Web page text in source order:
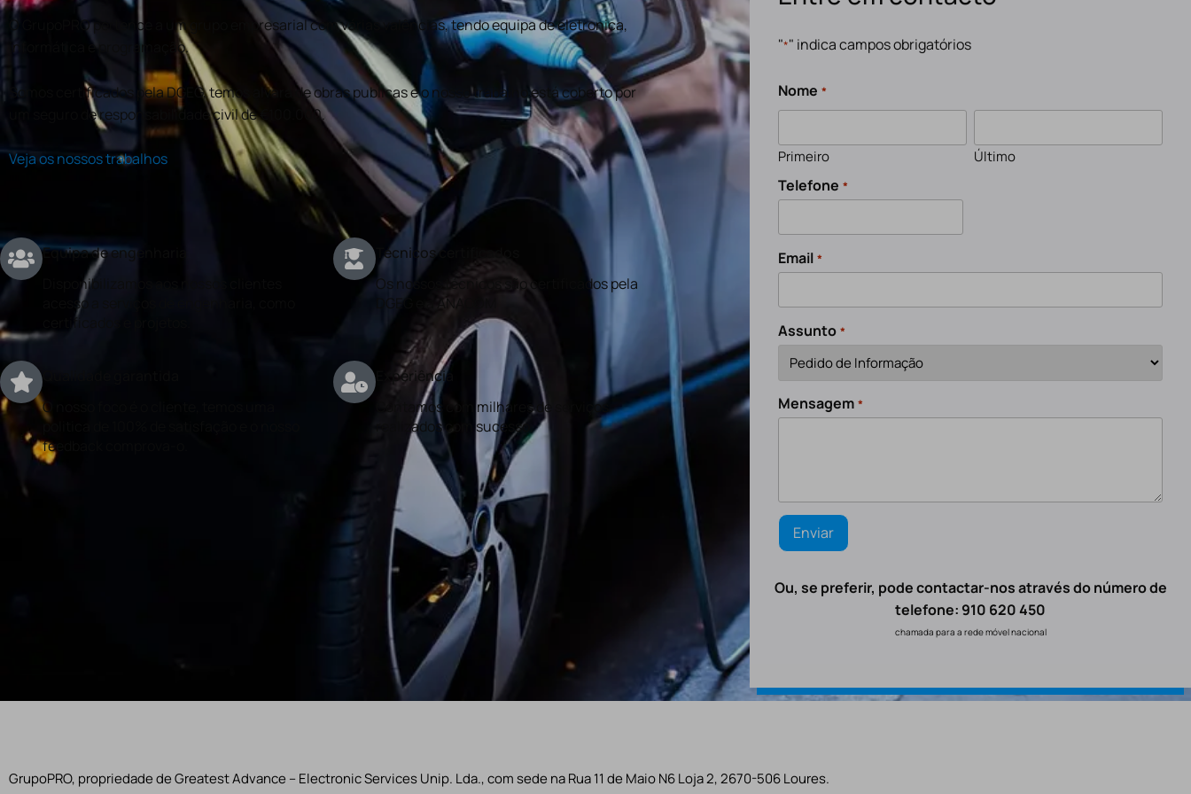
O GrupoPRO pertence a um grupo empresarial com várias valências, tendo equipa de eletronica,
informática e programação.
Somos certificados pela DGEG, temos alvará de obras publicas e o nosso trabalho está coberto por
um seguro de responsabilidade civil de €100.000.
Veja os nossos trabalhos
Equipa de engenharia
Disponibilizamos aos nossos clientes
acesso a serviços de engenharia, como
certificados e projetos.
Técnicos certificados
Os nossos técnicos são certificados pela
DGEG e a ANACOM
O nosso foco é o cliente, temos uma
politica de 100% de satisfação e o nosso
feedback comprova-o.
Experiência
Contamos com milhares de serviços
realizados com sucesso.
"*" indica campos obrigatórios
Nome *
Primeiro Último
Telefone *
Email *
Assunto *
Mensagem *
Ou, se preferir, pode contactar-nos através do número de
telefone: 910 620 450
chamada para a rede móvel nacional
GrupoPRO, propriedade de Greatest Advance – Electronic Services Unip. Lda., com sede na Rua 11 de Maio N6 Loja 2, 2670-506 Loures.